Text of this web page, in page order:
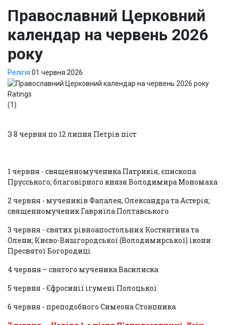
Православний Церковний
календар на червень 2026
року
Релігія 01 червня 2026
Ratings
(1)
З 8 червня по 12 липня Петрів піст
1 червня - священномученика Патрикія, єпископа
Прусського; благовірного князя Володимира Мономаха
2 червня - мучеників Фалалея, Олександра та Астерія;
священномученик Гавриїла Полтавського
3 червня - святих рівноапостольних Костянтина та
Олени; Києво-Вишгородської (Володимирської) ікони
Пресвятої Богородиці
4 червня – святого мученика Василиска
5 червня - Єфросинії ігумені Полоцької
6 червня - преподобного Симеона Стовпника